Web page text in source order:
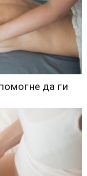
да ги